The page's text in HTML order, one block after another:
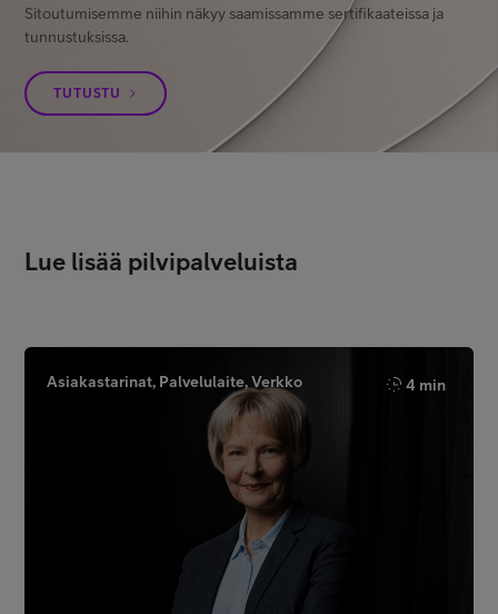
Sitoutumisemme niihin näkyy saamissamme sertifikaateissa ja
tunnustuksissa.
TUTUSTU
Lue lisää pilvipalveluista
Asiakastarinat, Palvelulaite, Verkko 4 min